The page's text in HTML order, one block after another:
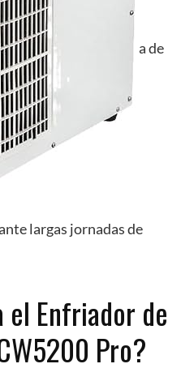
a de
largas jornadas de
el Enfriador de
Pro?